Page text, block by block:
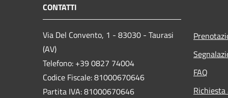
CONTATTI
Via Del Convento, 1 - 83030 - Taurasi
(AV)
Telefono: +39 0827 74004
Codice Fiscale: 81000670646
Partita IVA: 81000670646
FAQ